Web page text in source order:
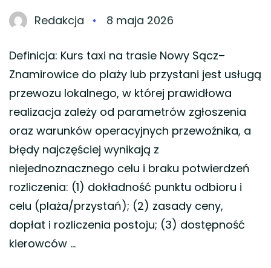
Redakcja 8 maja 2026
Definicja: Kurs taxi na trasie Nowy Sącz–
Znamirowice do plaży lub przystani jest usługą
przewozu lokalnego, w której prawidłowa
realizacja zależy od parametrów zgłoszenia
oraz warunków operacyjnych przewoźnika, a
błędy najczęściej wynikają z
niejednoznacznego celu i braku potwierdzeń
rozliczenia: (1) dokładność punktu odbioru i
celu (plaża/przystań); (2) zasady ceny,
dopłat i rozliczenia postoju; (3) dostępność
kierowców …